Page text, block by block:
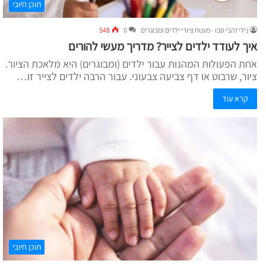
תוכן חיובי
נילי זהבי סבו - פענוח ציורי ילדים ומבוגרים 0
548
איך לעודד ילדים לצייר? מדריך מעשי להורים
אחת הפעולות המהנות עבור ילדים (ומבוגרים) היא מלאכת הציור.
ציור, שרבוט או דף צביעה צבעוני. עבור הרבה ילדים לצייר זו…
קרא עוד
תוכן חיובי